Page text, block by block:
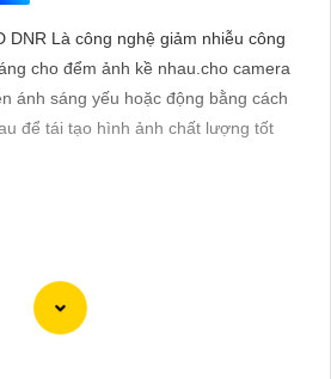
DNR Là công nghệ giảm nhiễu công
cho đểm ảnh kề nhau.cho camera
ánh sáng yếu hoặc động bằng cách
để tái tạo hình ảnh chất lượng tốt
trong những thương hiệu hàng đầu
ninh. Để giới thiệu Camera Dahua